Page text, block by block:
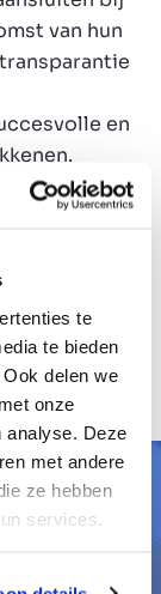
te
te bieden
delen we
onze
analyse. Deze
met andere
ze hebben
services.
van hun
en